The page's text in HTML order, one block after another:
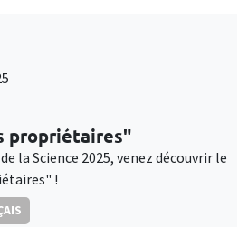
propriétaires"
la Science 2025, venez découvrir le
!